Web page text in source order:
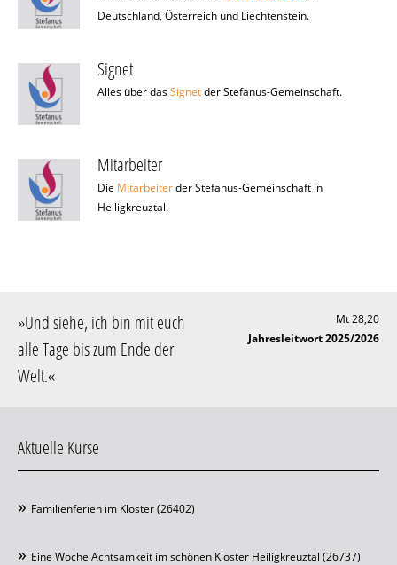
Deutschland, Österreich und Liechtenstein.
Signet
Alles über dasSignetder Stefanus-Gemeinschaft.
Mitarbeiter
Die Mitarbeiterder Stefanus-Gemeinschaft in
Heiligkreuztal.
»Und siehe, ich bin mit euch
alle Tage bis zum Ende der
Welt.«
Mt 28,20
Jahresleitwort 2025/2026
Aktuelle Kurse
Familienferien im Kloster (26402)
Eine Woche Achtsamkeit im schönen Kloster Heiligkreuztal (26737)